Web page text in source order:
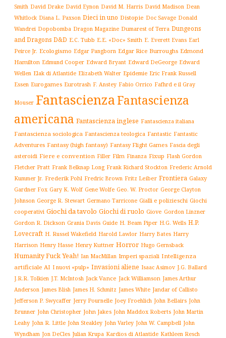
Smith David Drake David Eynon David M. Harris David Madison Dean
Whitlock Diana L. Paxson Dieci in uno Distopie Doc Savage Donald
Wandrei Dopobomba Dragon Magazine Dumarest of Terra Dungeons
and Dragons D&D E.C. Tubb E.E. «Doc» Smith E. Everett Evans Earl
Peirce Jr. Ecologismo Edgar Pangborn Edgar Rice Burroughs Edmond
Hamilton Edmund Cooper Edward Bryant Edward DeGeorge Edward
Wellen Elak di Atlantide Elizabeth Walter Epidemie Eric Frank Russell
Essen Eurogames Eurotrash F. Anstey Fabio Orrico Fafhrd e il Gray
Mouser FantascienzaFantascienza
americana Fantascienza inglese Fantascienza italiana
Fantascienza sociologica Fantascienza teologica Fantastic Fantastic
Adventures Fantasy (high fantasy) Fantasy Flight Games Fascia degli
asteroidi Fiere e convention Filler Film Finanza Fixup Flash Gordon
Fletcher Pratt Frank Belknap Long Frank Richard Stockton Frederic Arnold
Kummer Jr. Frederik Pohl Fredric Brown Fritz Leiber Frontiera Galaxy
Gardner Fox Gary K. Wolf Gene Wolfe Geo. W. Proctor George Clayton
Johnson George R. Stewart Germano Tarricone Gialli e polizieschi Giochi
cooperativi Giochi da tavolo Giochi di ruolo Giove Gordon Linzner
Gordon R. Dickson Grania Davis Guide H. Beam Piper H.G. Wells H.P.
Lovecraft H. Russel Wakefield Harold Lawlor Harry Bates Harry
Harrison Henry Hasse Henry Kuttner Horror Hugo Gernsback
Humanity Fuck Yeah! Ian MacMillan Imperi spaziali Intelligenza
artificiale AI I nuovi «pulp» Invasioni aliene Isaac Asimov J.G. Ballard
J.R.R. Tolkien J.T. McIntosh Jack Vance Jack Williamson James Arthur
Anderson James Blish James H. Schmitz James White Jandar of Callisto
Jefferson P. Swycaffer Jerry Pournelle Joey Froehlich John Bellairs John
Brunner John Christopher John Jakes John Maddox Roberts John Martin
Leahy John R. Little John Steakley John Varley John W. Campbell John
Wyndham Jon DeCles Julian Krupa Kardios di Atlantide Kathleen Resch